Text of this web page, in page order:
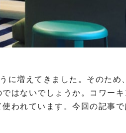
に増えてきました。そのため
はないでしょうか。コワーキ
われています。今回の記事で